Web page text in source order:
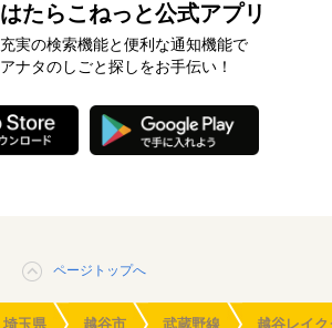
はたらこねっと公式アプリ
充実の検索機能と便利な通知機能で
アナタのしごと探しをお手伝い！
ページトップへ
埼玉県 越谷市 武蔵野線 越谷レイ